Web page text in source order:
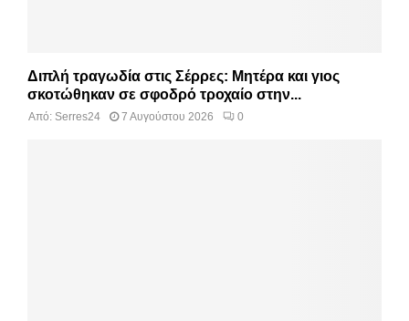
Διπλή τραγωδία στις Σέρρες: Μητέρα και γιος
σκοτώθηκαν σε σφοδρό τροχαίο στην...
Από: Serres24 7 Αυγούστου 2026 0